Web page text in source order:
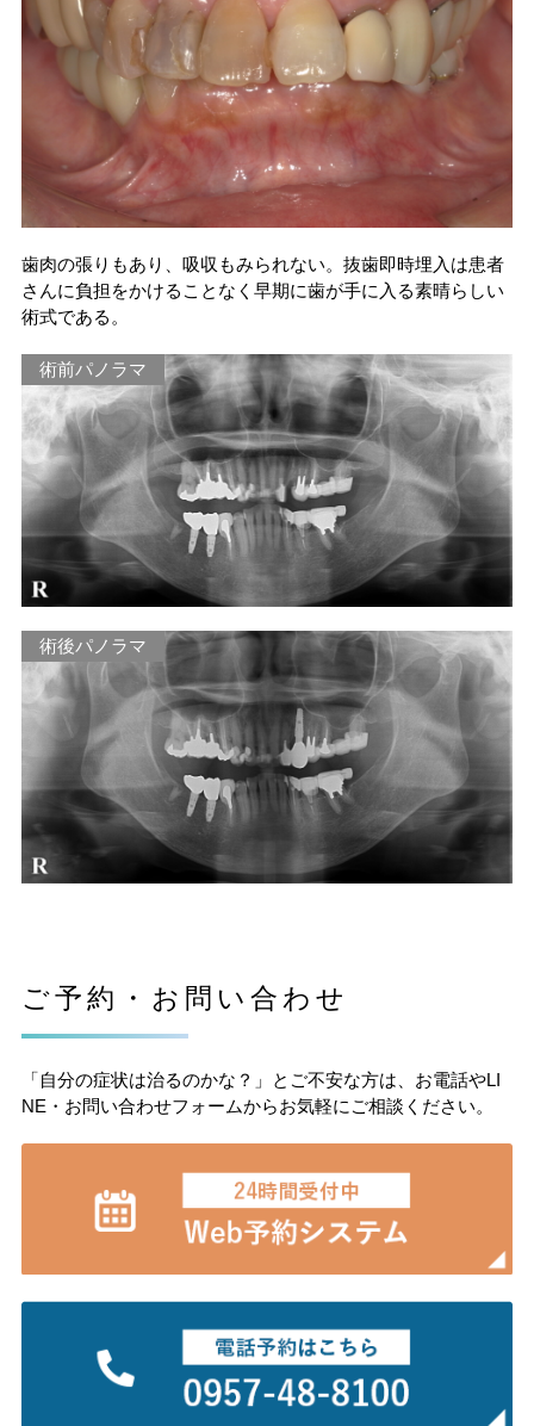
歯肉の張りもあり、吸収もみられない。抜歯即時埋入は患者
さんに負担をかけることなく早期に歯が手に入る素晴らしい
術式である。
術前パノラマ
術後パノラマ
ご予約・お問い合わせ
「自分の症状は治るのかな？」とご不安な方は、お電話やLI
NE・お問い合わせフォームからお気軽にご相談ください。